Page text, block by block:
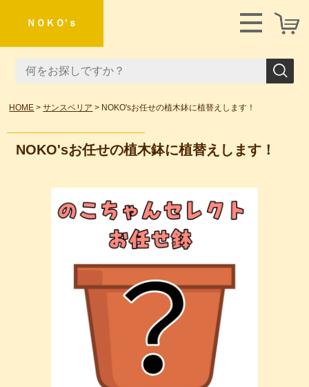
ＮＯＫＯ’ｓ
HOME サンスベリア NOKO'sお任せの植木鉢に植替えします！
NOKO'sお任せの植木鉢に植替えします！